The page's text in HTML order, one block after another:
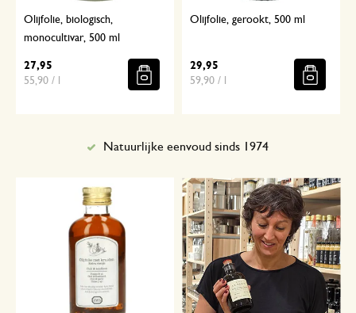
Olijfolie, biologisch,
monocultivar, 500 ml
27,95
55,90 / l
Olijfolie, gerookt, 500 ml
29,95
59,90 / l
Natuurlijke eenvoud sinds 1974